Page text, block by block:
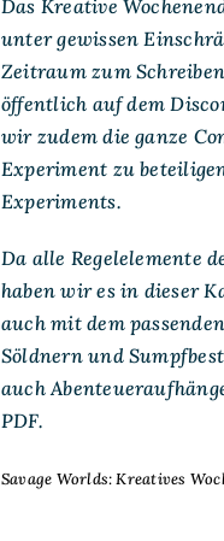
Das Kreative
unter gewissen
Zeitraum zum
öffentlich auf dem
wir zudem die ganze
Experiment zu
Experiments.
Da alle Regelelemente
haben wir es in dieser
auch mit dem
Söldnern und
auch
PDF.
Savage Worlds: Kreatives